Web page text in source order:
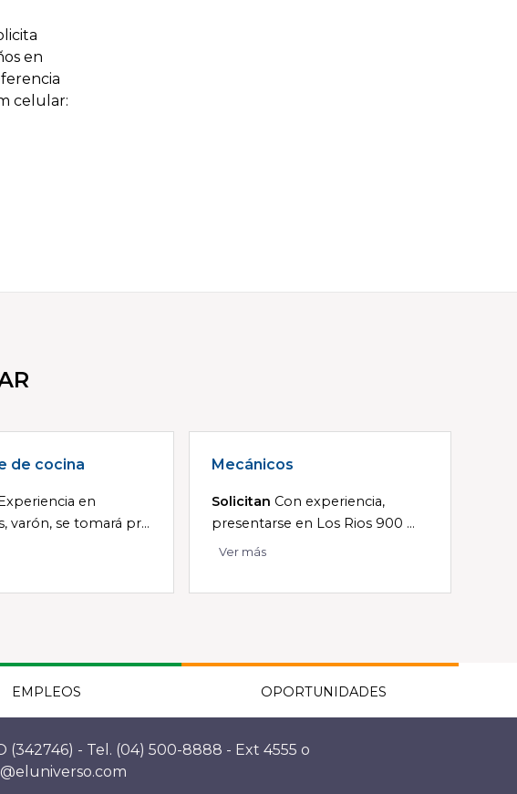
en
celular:
de cocina
en
varón, se tomará pr...
Mecánicos
Solicitan Con experiencia,
presentarse en Los Rios 900 ...
Ver más
EMPLEOS OPORTUNIDADES
(342746) - Tel. (04) 500-8888 - Ext 4555 o